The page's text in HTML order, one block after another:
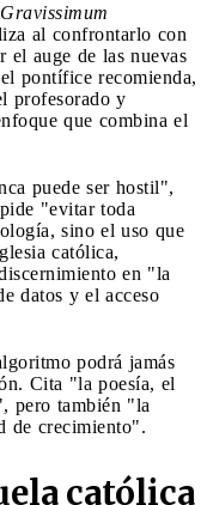
al confrontarlo con
auge de las nuevas
pontífice recomienda,
profesorado y
que combina el
puede ser hostil",
"evitar toda
sino el uso que
católica,
en "la
datos y el acceso
podrá jamás
Cita "la poesía, el
pero también "la
de crecimiento".
católica